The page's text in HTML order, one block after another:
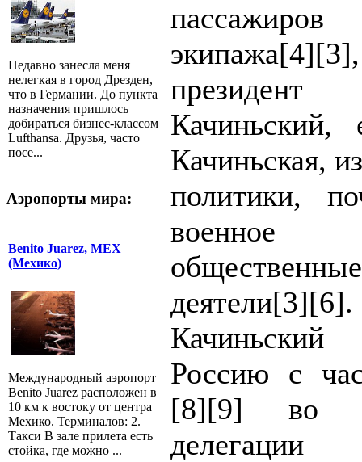
Недавно занесла меня
нелегкая в город Дрезден,
что в Германии. До пункта
назначения пришлось
добираться бизнес-классом
Lufthansa. Друзья, часто
посе...
Аэропорты мира:
Benito Juarez, MEX
(Мехико)
Международный аэропорт
Benito Juarez расположен в
10 км к востоку от центра
Мехико. Терминалов: 2.
Такси В зале прилета есть
стойка, где можно ...
Качиньская,
политики,
военное
Россию с
[8][9] во